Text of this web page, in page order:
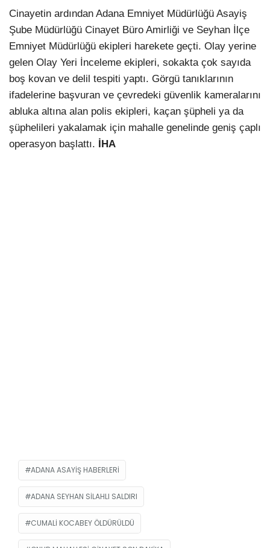
Cinayetin ardından Adana Emniyet Müdürlüğü Asayiş
Şube Müdürlüğü Cinayet Büro Amirliği ve Seyhan İlçe
Emniyet Müdürlüğü ekipleri harekete geçti. Olay yerine
gelen Olay Yeri İnceleme ekipleri, sokakta çok sayıda
boş kovan ve delil tespiti yaptı. Görgü tanıklarının
ifadelerine başvuran ve çevredeki güvenlik kameralarını
abluka altına alan polis ekipleri, kaçan şüpheli ya da
şüphelileri yakalamak için mahalle genelinde geniş çaplı
operasyon başlattı. İHA
ADANA ASAYIŞ HABERLERI
ADANA SEYHAN SILAHLI SALDIRI
CUMALI KOCABEY ÖLDÜRÜLDÜ